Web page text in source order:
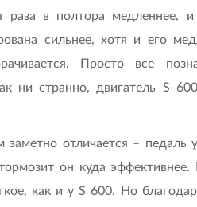
раза в полтора медленнее, и
сильнее, хотя и его
Просто все
ни странно, двигатель S
заметно отличается – педаль
он куда эффективнее.
как и у S 600. Но